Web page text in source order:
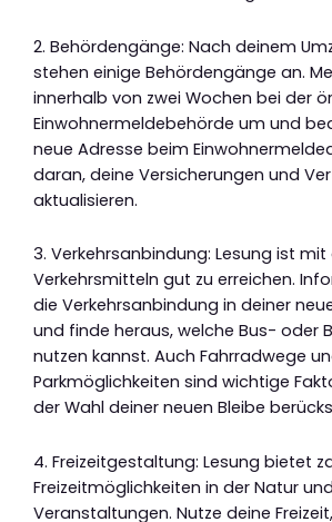
2. Behördengänge: Nach deinem
stehen einige Behördengänge an.
innerhalb von zwei Wochen bei der
Einwohnermeldebehörde um und
neue Adresse beim
daran, deine Versicherungen und
aktualisieren.
3. Verkehrsanbindung: Lesung ist
Verkehrsmitteln gut zu erreichen.
die Verkehrsanbindung in deiner
und finde heraus, welche Bus- oder
nutzen kannst. Auch Fahrradwege
Parkmöglichkeiten sind wichtige
der Wahl deiner neuen Bleibe
4. Freizeitgestaltung: Lesung bietet
Freizeitmöglichkeiten in der Natur
Veranstaltungen. Nutze deine